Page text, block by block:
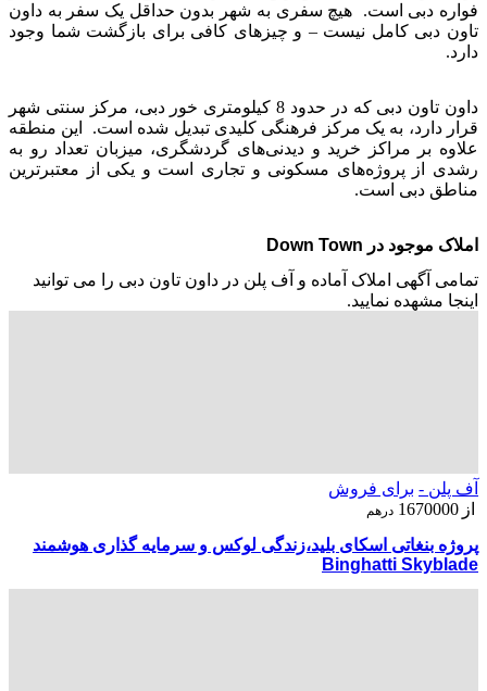
فواره دبی است. هیچ سفری به شهر بدون حداقل یک سفر به داون
تاون دبی کامل نیست – و چیزهای کافی برای بازگشت شما وجود
دارد.
داون تاون دبی که در حدود 8 کیلومتری خور دبی، مرکز سنتی شهر
قرار دارد، به یک مرکز فرهنگی کلیدی تبدیل شده است. این منطقه
علاوه بر مراکز خرید و دیدنی‌های گردشگری، میزبان تعداد رو به
رشدی از پروژه‌های مسکونی و تجاری است و یکی از معتبرترین
مناطق دبی است.
املاک موجود در Down Town
تمامی آگهی املاک آماده و آف پلن در داون تاون دبی را می توانید
اینجا مشهده نمایید.
آف پلن - برای فروش
از 1670000 درهم
پروژه بنغاتی اسکای بلید،زندگی لوکس و سرمایه‌ گذاری هوشمند
Binghatti Skyblade